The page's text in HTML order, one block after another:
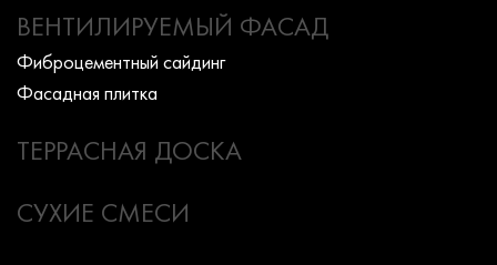
ВЕНТИЛИРУЕМЫЙ ФАСАД
Фиброцементный сайдинг
Фасадная плитка
ТЕРРАСНАЯ ДОСКА
СУХИЕ СМЕСИ